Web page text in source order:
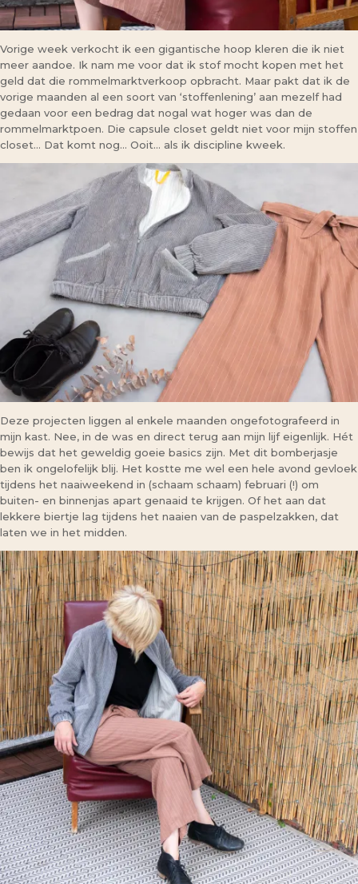
Vorige week verkocht ik een gigantische hoop kleren die ik niet
meer aandoe. Ik nam me voor dat ik stof mocht kopen met het
geld dat die rommelmarktverkoop opbracht. Maar pakt dat ik de
vorige maanden al een soort van ‘stoffenlening’ aan mezelf had
gedaan voor een bedrag dat nogal wat hoger was dan de
rommelmarktpoen. Die capsule closet geldt niet voor mijn stoffen
closet… Dat komt nog… Ooit… als ik discipline kweek.
Deze projecten liggen al enkele maanden ongefotografeerd in
mijn kast. Nee, in de was en direct terug aan mijn lijf eigenlijk. Hét
bewijs dat het geweldig goeie basics zijn. Met dit bomberjasje
ben ik ongelofelijk blij. Het kostte me wel een hele avond gevloek
tijdens het naaiweekend in (schaam schaam) februari (!) om
buiten- en binnenjas apart genaaid te krijgen. Of het aan dat
lekkere biertje lag tijdens het naaien van de paspelzakken, dat
laten we in het midden.